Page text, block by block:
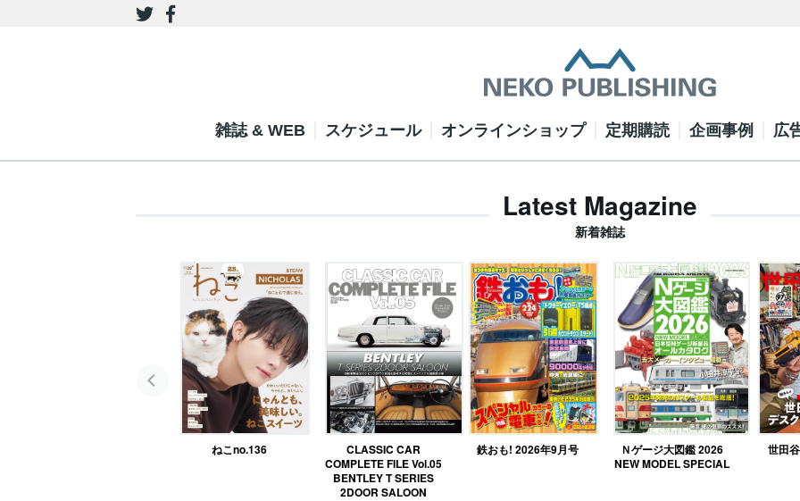
雑誌 & WEB スケジュール オンラインショップ 定期購読 企画事例 広
Latest Magazine
新着雑誌
ねこno.136
CLASSIC CAR
COMPLETE FILE Vol.05
BENTLEY T SERIES
2DOOR SALOON
鉄おも! 2026年9月号
Ｎゲージ大図鑑 2026
NEW MODEL SPECIAL
世田